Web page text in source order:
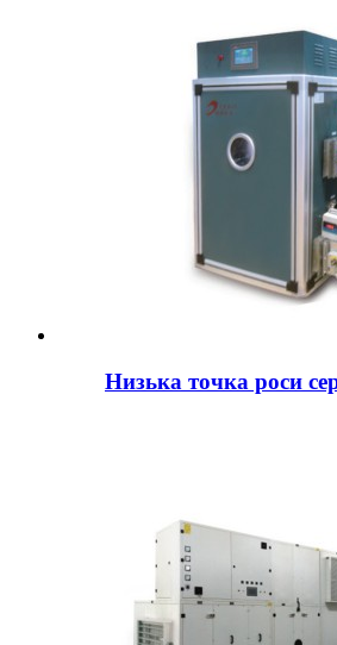
Низька точка роси